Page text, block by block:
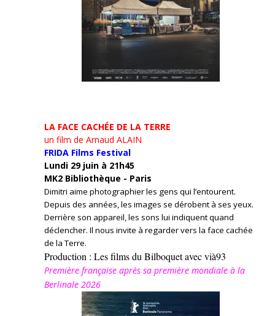
LA FACE CACHÉE DE LA TERRE
un film de Arnaud ALAIN
FRIDA Films Festival
Lundi 29 juin à 21h45
MK2 Bibliothèque - Paris
Dimitri aime photographier les gens qui l’entourent.
Depuis des années, les images se dérobent à ses yeux.
Derrière son appareil, les sons lui indiquent quand
déclencher. Il nous invite à regarder vers la face cachée
de la Terre.
Production : Les films du Bilboquet avec vià93
Première française après sa première mondiale à la
Berlinale 2026